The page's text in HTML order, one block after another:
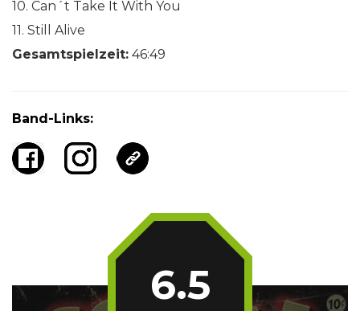
10. Can´t Take It With You
11. Still Alive
Gesamtspielzeit: 46:49
Band-Links:
6.5